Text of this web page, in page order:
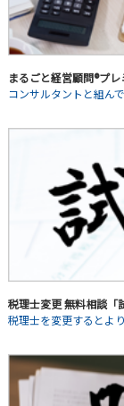
まるごと経営顧問®プレ
コンサルタントと組ん
税理士変更 無料相談「
税理士を変更するとよ